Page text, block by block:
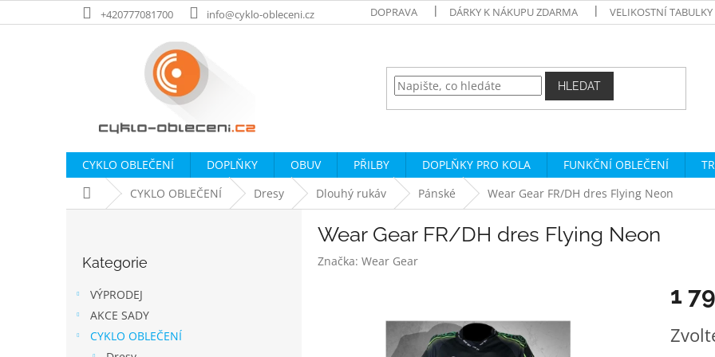
na
+420777081700 info@cyklo-obleceni.cz DOPRAVA DÁRKY K NÁKUPU ZDARMA VELIKOSTNÍ TABULKY
HLEDAT
CYKLO OBLEČENÍ DOPLŇKY OBUV PŘILBY DOPLŇKY PRO KOLA FUNKČNÍ OBLEČENÍ
Domů CYKLO OBLEČENÍ Dresy Dlouhý rukáv Pánské Wear Gear FR/DH dres Flying Neon
kategorie
Kategorie
VÝPRODEJ
AKCE SADY
CYKLO OBLEČENÍ
Wear Gear FR/DH dres Flying Neon
Značka: Wear Gear
1
cena: